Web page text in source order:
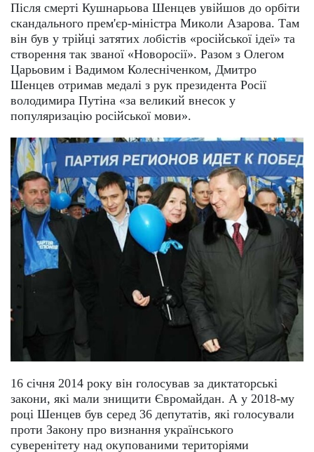
Після смерті Кушнарьова Шенцев увійшов до орбіти
скандального прем'єр-міністра Миколи Азарова. Там
він був у трійці затятих лобістів «російської ідеї» та
створення так званої «Новоросії». Разом з Олегом
Царьовим і Вадимом Колесніченком, Дмитро
Шенцев отримав медалі з рук президента Росії
володимира Путіна «за великий внесок у
популяризацію російської мови».
16 січня 2014 року він голосував за диктаторські
закони, які мали знищити Євромайдан. А у 2018-му
році Шенцев був серед 36 депутатів, які голосували
проти Закону про визнання українського
суверенітету над окупованими територіями